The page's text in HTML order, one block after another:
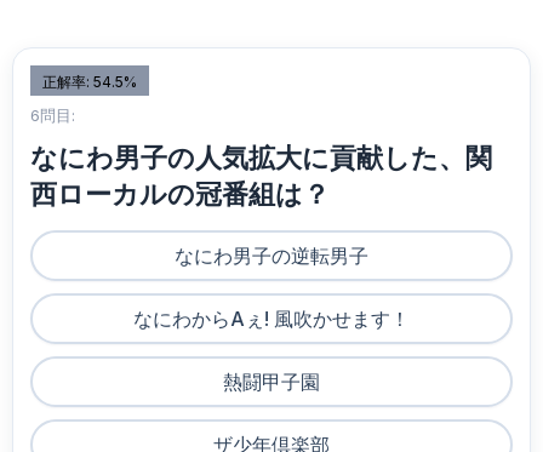
正解率: 54.5%
6問目:
なにわ男子の人気拡大に貢献した、関
西ローカルの冠番組は？
なにわ男子の逆転男子
なにわからAぇ! 風吹かせます！
熱闘甲子園
ザ少年倶楽部